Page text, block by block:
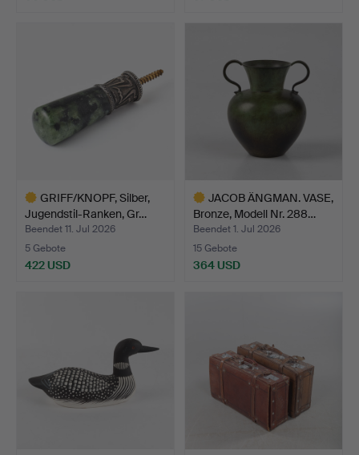
GRIFF/KNOPF, Silber,
Jugendstil-Ranken, Gr…
Beendet 11. Jul 2026
5 Gebote
422 USD
JACOB ÄNGMAN. VASE,
Bronze, Modell Nr. 288…
Beendet 1. Jul 2026
15 Gebote
364 USD